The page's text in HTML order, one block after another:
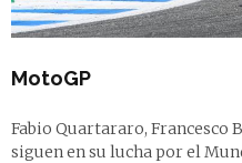
MotoGP
Fabio Quartararo, Francesco
siguen en su lucha por el